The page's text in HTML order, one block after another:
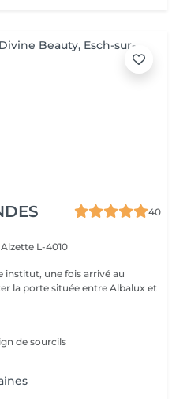
40
L-4010
la porte située entre Albalux et
de sourcils